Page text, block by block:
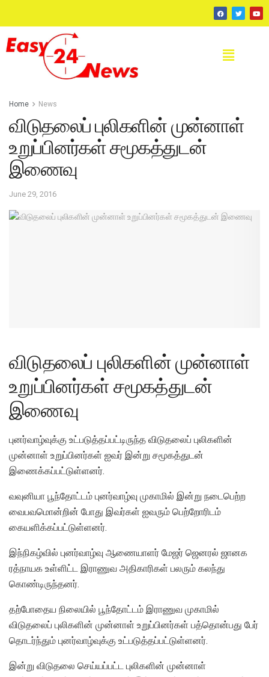
Home News
விடுதலைப் புலிகளின் முன்னாள்
உறுப்பினர்கள் சமூகத்துடன்
இணைவு
June 29, 2016
விடுதலைப் புலிகளின் முன்னாள்
உறுப்பினர்கள் சமூகத்துடன்
இணைவு
புனர்வாழ்வுக்கு உட்படுத்தப்பட்டிருந்த விடுதலைப் புலிகளின்
முன்னாள் உறுப்பினர்கள் ஐவர் இன்று சமூகத்துடன்
இணைக்கப்பட்டுள்ளனர்.
வவுனியா பூந்தோட்டம் புனர்வாழ்வு முகாமில் இன்று நடைபெற்ற
வைபவமொன்றின் போது இவர்கள் ஐவரும் பெற்றோரிடம்
கையளிக்கப்பட்டுள்ளனர்.
இந்நிகழ்வில் புனர்வாழ்வு ஆணையாளர் மேஜர் ஜெனரல் ஜானக
ரத்நாயக உள்ளிட்ட இராணுவ அதிகாரிகள் பலரும் கலந்து
கொண்டிருந்தனர்.
தற்போதைய நிலையில் பூந்தோட்டம் இராணுவ முகாமில்
விடுதலைப் புலிகளின் முன்னாள் உறுப்பினர்கள் பத்தொன்பது பேர்
தொடர்ந்தும் புனர்வாழ்வுக்கு உட்படுத்தப்பட்டுள்ளனர்.
இன்று விடுதலை செய்யப்பட்ட புலிகளின் முன்னாள்